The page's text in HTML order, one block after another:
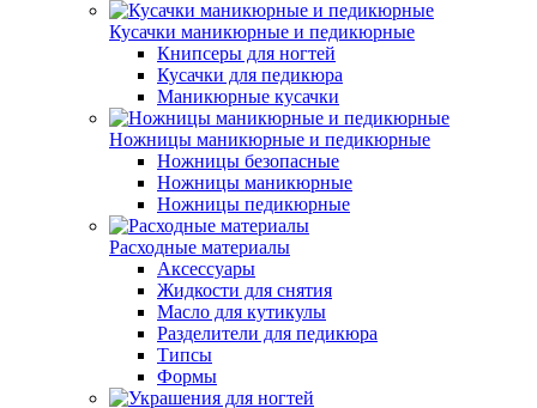
Кусачки маникюрные и педикюрные
Книпсеры для ногтей
Кусачки для педикюра
Маникюрные кусачки
Ножницы маникюрные и педикюрные
Ножницы безопасные
Ножницы маникюрные
Ножницы педикюрные
Расходные материалы
Аксессуары
Жидкости для снятия
Масло для кутикулы
Разделители для педикюра
Типсы
Формы